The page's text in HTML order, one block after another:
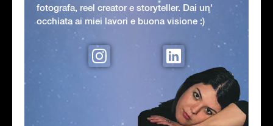
fotografa, reel creator e storyteller. Dai un'
occhiata ai miei lavori e buona visione :)